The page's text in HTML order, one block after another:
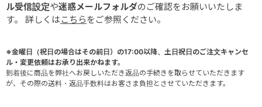
ル受信設定や迷惑メールフォルダのご確認をお願いいたしま
す。 詳しくは こちらをご参照ください。
※金曜日（祝日の場合はその前日）の17:00以降、土日祝日のご注文キャンセ
ル・変更依頼はお承り出来かねます。
到着後に商品を弊社へお戻しいただき返品の手続きを取らせていただきます
が、その際の送料・返品手数料はお客さま負担とさせていただきます。